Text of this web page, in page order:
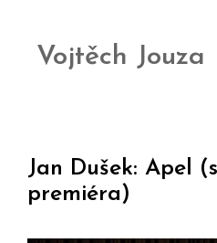
Vojtěch Jouza
Jan Dušek: Apel
premiéra)